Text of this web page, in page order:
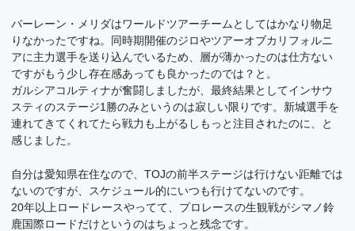
バーレーン・メリダはワールドツアーチームとしてはかなり物足
りなかったですね。同時期開催のジロやツアーオブカリフォルニ
アに主力選手を送り込んでいるため、層が薄かったのは仕方ない
ですがもう少し存在感あっても良かったのでは？と。
ガルシアコルティナが奮闘しましたが、最終結果としてインサウ
スティのステージ1勝のみというのは寂しい限りです。新城選手を
連れてきてくれてたら戦力も上がるしもっと注目されたのに、と
感じました。
自分は愛知県在住なので、TOJの前半ステージは行けない距離では
ないのですが、スケジュール的にいつも行けてないのです。
20年以上ロードレースやってて、プロレースの生観戦がシマノ鈴
鹿国際ロードだけというのはちょっと残念です。